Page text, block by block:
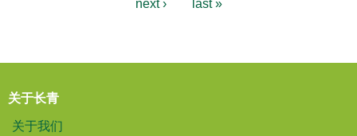
next ›
last »
关于长青
关于我们